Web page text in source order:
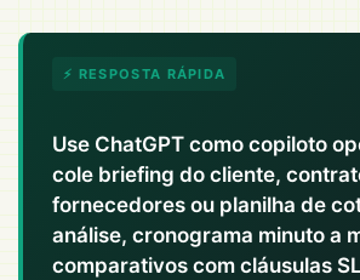
⚡ RESPOSTA RÁPIDA
Use ChatGPT como copiloto
cole briefing do cliente,
fornecedores ou planilha de
análise, cronograma minuto a
comparativos com cláusulas